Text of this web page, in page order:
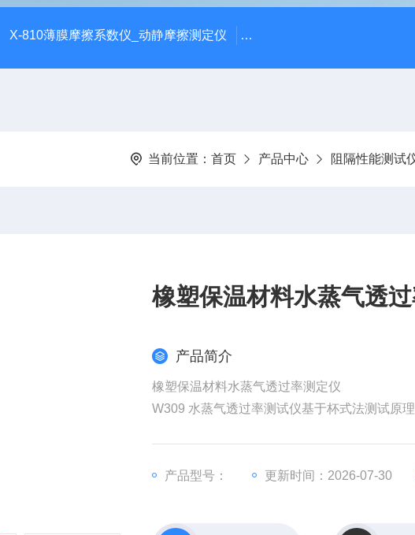
X-810薄膜摩擦系数仪_动静摩擦测定仪 SCK-H玻璃瓶耐热冲击检测仪
当前位置： 首页 产品中心 阻隔性能测试
橡塑保温材料水蒸气透
产品简介
橡塑保温材料水蒸气透过率测定仪
W309 水蒸气透过率测试仪基于杯式法测试原
薄膜、复合膜等膜、片状材料与医疗、建材
产品型号：
更新时间：2026-07-30